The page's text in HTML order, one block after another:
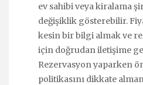
ev sahibi veya kiralama
değişiklik gösterebilir.
kesin bir bilgi almak ve
için doğrudan iletişime
Rezervasyon yaparken
politikasını dikkate